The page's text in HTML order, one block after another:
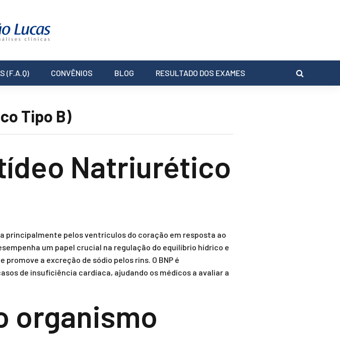
(F.A.Q) CONVÊNIOS BLOG RESULTADO DOS EXAMES
Tipo B)
Natriurético
principalmente pelos ventrículos do coração em resposta ao
um papel crucial na regulação do equilíbrio hídrico e
a excreção de sódio pelos rins. O BNP é
de insuficiência cardíaca, ajudando os médicos a avaliar a
organismo